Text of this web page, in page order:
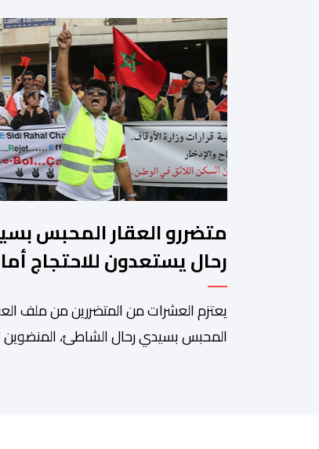
متضررو العقار المحبس
رحال يستعدون للاحتجاج
وزارة الأوقاف
يعتزم العشرات من المتضررين من ملف
المحبس بسيدي رحال الشاطئ،